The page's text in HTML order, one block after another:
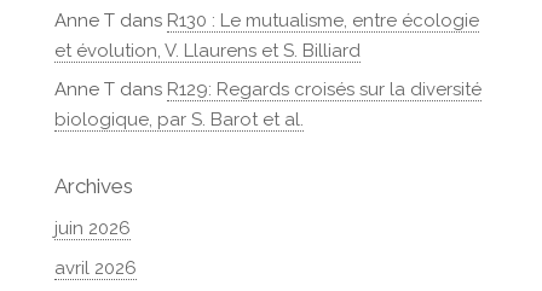
Anne Tdans R130 : Le mutualisme, entre écologie
et évolution, V. Llaurens et S. Billiard
Anne Tdans R129: Regards croisés sur la diversité
biologique, par S. Barot et al.
Archives
juin 2026
avril 2026